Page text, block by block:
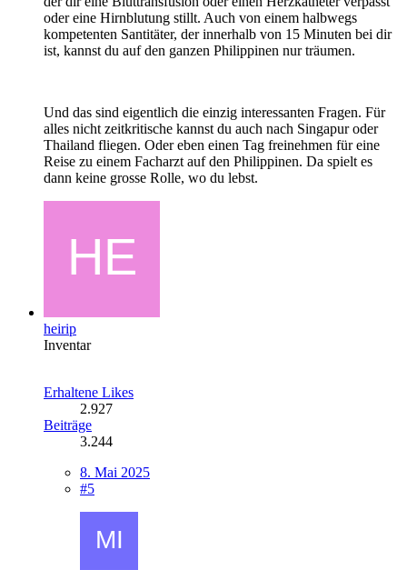
oder eine Hirnblutung stillt. Auch von einem halbwegs
kompetenten Santitäter, der innerhalb von 15 Minuten bei dir
ist, kannst du auf den ganzen Philippinen nur träumen.
Und das sind eigentlich die einzig interessanten Fragen. Für
alles nicht zeitkritische kannst du auch nach Singapur oder
Thailand fliegen. Oder eben einen Tag freinehmen für eine
Reise zu einem Facharzt auf den Philippinen. Da spielt es
dann keine grosse Rolle, wo du lebst.
heirip
Inventar
Erhaltene Likes
2.927
Beiträge
3.244
8. Mai 2025
#5